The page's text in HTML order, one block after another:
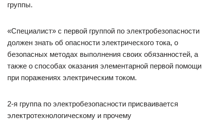
группы.
«Специалист» с первой группой по электробезопасности
должен знать об опасности электрического тока, о
безопасных методах выполнения своих обязанностей, а
также о способах оказания элементарной первой помощи
при поражениях электрическим током.
2-я группа по электробезопасности присваивается
электротехнологическому и прочему